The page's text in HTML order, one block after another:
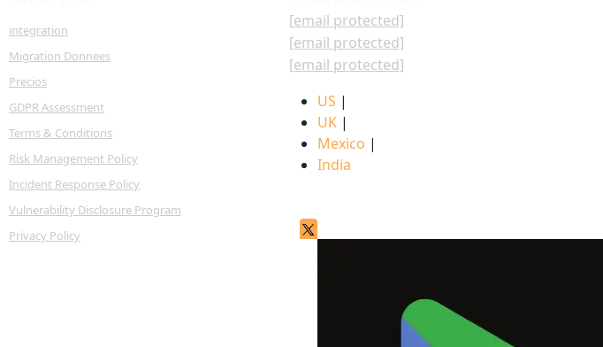
integration
Migration Donnees
Precios
GDPR Assessment
Terms & Conditions
Risk Management Policy
Incident Response Policy
Vulnerability Disclosure Program
Privacy Policy
[email protected]
[email protected]
[email protected]
US |
UK |
Mexico |
India